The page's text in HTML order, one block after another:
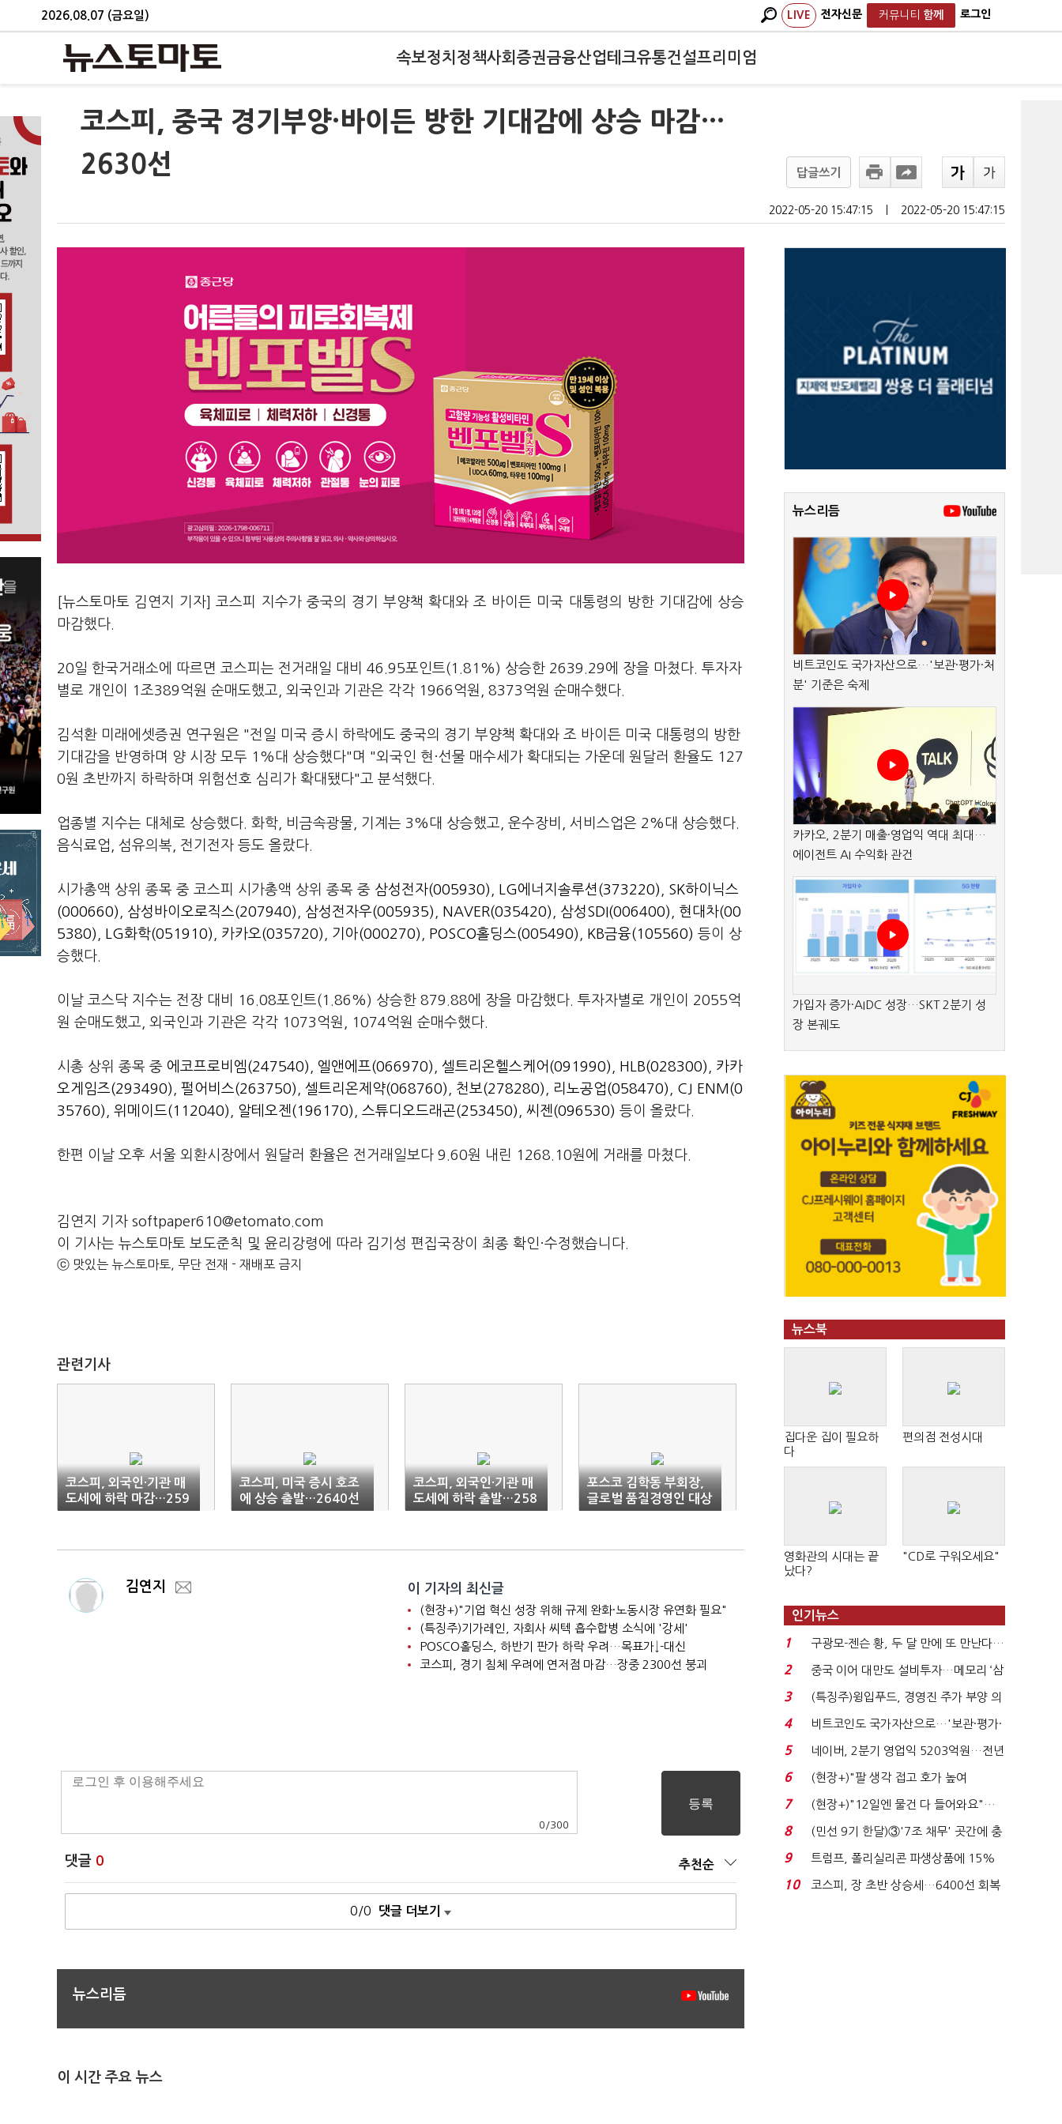
2026.08.07 (금요일) LIVE 전자신문 커뮤니티 함께 로그인
속보정치 정책사회 증권금융산업테크유통건설프리미엄
코스피, 중국 경기부양·바이든 방한 기대감에 상승 마감…
2630선
답글쓰기
2022-05-20 15:47:15 2022-05-20 15:47:15
[뉴스토마토 김연지 기자] 코스피 지수가 중국의 경기 부양책 확대와 조 바이든 미국 대통령의 방한 기대감에 상승
마감했다.
20일 한국거래소에 따르면 코스피는 전거래일 대비 46.95포인트(1.81%) 상승한 2639.29에 장을 마쳤다. 투자자
별로 개인이 1조389억원 순매도했고, 외국인과 기관은 각각 1966억원, 8373억원 순매수했다.
김석환 미래에셋증권 연구원은 "전일 미국 증시 하락에도 중국의 경기 부양책 확대와 조 바이든 미국 대통령의 방한
기대감을 반영하며 양 시장 모두 1%대 상승했다"며 "외국인 현·선물 매수세가 확대되는 가운데 원달러 환율도 127
0원 초반까지 하락하며 위험선호 심리가 확대됐다"고 분석했다.
업종별 지수는 대체로 상승했다. 화학, 비금속광물, 기계는 3%대 상승했고, 운수장비, 서비스업은 2%대 상승했다.
음식료업, 섬유의복, 전기전자 등도 올랐다.
시가총액 상위 종목 중 코스피 시가총액 상위 종목 중 삼성전자(005930) LG에너지솔루션(373220)
SK하이닉스
(000660)
삼성바이오로직스(207940) 삼성전자우(005935) NAVER(035420) 삼성SDI(006400)
현대차(00
5380)
LG화학(051910) 카카오(035720) 기아(000270) POSCO홀딩스(005490) KB금융(105560) 등이 상
승했다.
이날 코스닥 지수는 전장 대비 16.08포인트(1.86%) 상승한 879.88에 장을 마감했다. 투자자별로 개인이 2055억
원 순매도했고, 외국인과 기관은 각각 1073억원, 1074억원 순매수했다.
시총 상위 종목 중 에코프로비엠(247540) 엘앤에프(066970) 셀트리온헬스케어(091990) HLB(028300)
카카
오게임즈(293490)
펄어비스(263750) 셀트리온제약(068760) 천보(278280) 리노공업(058470)
CJ ENM(0
35760)
위메이드(112040) 알테오젠(196170) 스튜디오드래곤(253450) 씨젠(096530) 등이 올랐다.
한편 이날 오후 서울 외환시장에서 원달러 환율은 전거래일보다 9.60원 내린 1268.10원에 거래를 마쳤다.
김연지 기자 softpaper610@etomato.com
이 기사는 뉴스토마토 보도준칙 및 윤리강령에 따라 김기성 편집국장이 최종 확인·수정했습니다.
ⓒ 맛있는 뉴스토마토, 무단 전재 - 재배포 금지
관련기사
코스피, 외국인·기관 매
도세에 하락 마감…259
0선
코스피, 미국 증시 호조
에 상승 출발…2640선
코스피, 외국인·기관 매
도세에 하락 출발…258
0선
포스코 김학동 부회장,
글로벌 품질경영인 대상
수상
김연지 이 기자의 최신글
(현장+)"기업 혁신 성장 위해 규제 완화·노동시장 유연화 필요"
(특징주)기가레인, 자회사 씨텍 흡수합병 소식에 '강세'
POSCO홀딩스, 하반기 판가 하락 우려…목표가↓-대신
코스피, 경기 침체 우려에 연저점 마감…장중 2300선 붕괴
0 /300
댓글 0 추천순
0/0 댓글 더보기
뉴스리듬
이 시간 주요 뉴스
뉴스리듬
비트코인도 국가자산으로…'보관·평가·처
분' 기준은 숙제
카카오, 2분기 매출·영업익 역대 최대…
에이전트 AI 수익화 관건
가입자 증가·AIDC 성장…SKT 2분기 성
장 본궤도
뉴스북
집다운 집이 필요하
다
편의점 전성시대
영화관의 시대는 끝
났다?
"CD로 구워오세요"
인기뉴스
1
구광모-젠슨 황, 두 달 만에 또 만난다…
로봇·AI 등 논...
2
중국 이어 대만도 설비투자…메모리 ‘삼
국전쟁’
3
(특징주)윙입푸드, 경영진 주가 부양 의
지에 상한가...
4
비트코인도 국가자산으로…'보관·평가·
처분' 기준은 ...
5
네이버, 2분기 영업익 5203억원…전년
비 0.2% 감소...
6
(현장+)"팔 생각 접고 호가 높여
요"…'덜 똘똘한 한 채' 20...
7
(현장+)"12일엔 물건 다 들어와요"…
빈 매대 채우며 문 연 ...
8
(민선 9기 한달)③'7조 채무' 곳간에 충
격…추미애, 20년...
9
트럼프, 폴리실리콘 파생상품에 15%
관세…"미 산업 재건"...
10
코스피, 장 초반 상승세…6400선 회복